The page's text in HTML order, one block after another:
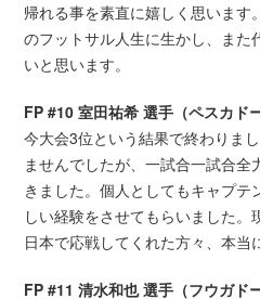
帰れる事を素直に嬉しく思います
のフットサル人生に生かし、また
いと思います。
FP #10 室田祐希 選手（ペスカド
今大会3位という結果で終わりま
ませんでしたが、一試合一試合
きました。個人としてもキャプテ
しい経験をさせてもらいました。
日本で応戦してくれた方々、本当
FP #11 清水和也 選手（フウガド